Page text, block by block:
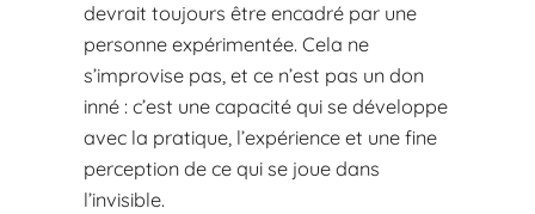
devrait toujours être encadré par une
personne expérimentée. Cela ne
s’improvise pas, et ce n’est pas un don
inné : c’est une capacité qui se développe
avec la pratique, l’expérience et une fine
perception de ce qui se joue dans
l’invisible.